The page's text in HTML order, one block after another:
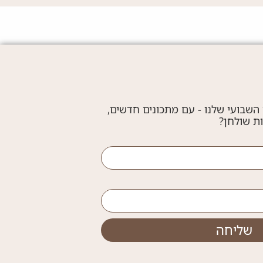
השבועי שלנו - עם מתכונים חדשים,
שולחן?
שליחה